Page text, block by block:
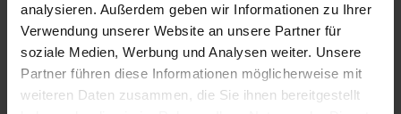
analysieren. Außerdem geben wir Informationen zu Ihrer
Verwendung unserer Website an unsere Partner für
soziale Medien, Werbung und Analysen weiter. Unsere
Partner führen diese Informationen möglicherweise mit
weiteren Daten zusammen, die Sie ihnen bereitgestellt
Das können Sie als Nächstes tun
Jetzt kostenlos freie Kapazitäten melden
Jetzt kostenlos einen Auftrag vergeben
Aufträge aller Branchen einsehen